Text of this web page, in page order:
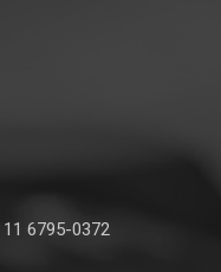
6795-0372